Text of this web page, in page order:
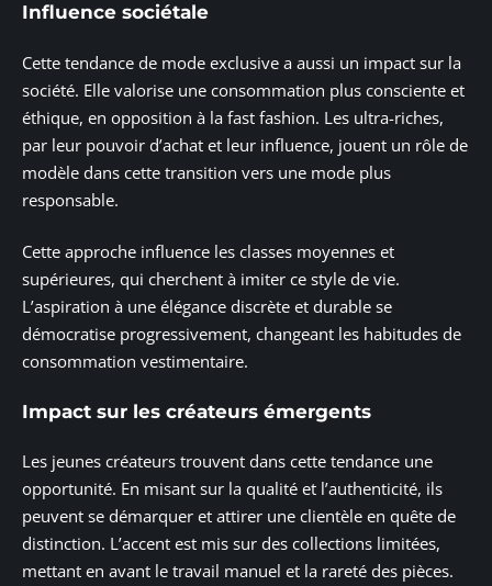
Influence sociétale
Cette tendance de mode exclusive a aussi un impact sur la
société. Elle valorise une consommation plus consciente et
éthique, en opposition à la fast fashion. Les ultra-riches,
par leur pouvoir d’achat et leur influence, jouent un rôle de
modèle dans cette transition vers une mode plus
responsable.
Cette approche influence les classes moyennes et
supérieures, qui cherchent à imiter ce style de vie.
L’aspiration à une élégance discrète et durable se
démocratise progressivement, changeant les habitudes de
consommation vestimentaire.
Impact sur les créateurs émergents
Les jeunes créateurs trouvent dans cette tendance une
opportunité. En misant sur la qualité et l’authenticité, ils
peuvent se démarquer et attirer une clientèle en quête de
distinction. L’accent est mis sur des collections limitées,
mettant en avant le travail manuel et la rareté des pièces.